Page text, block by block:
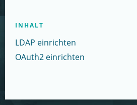
INHALT
LDAP einrichten
OAuth2 einrichten